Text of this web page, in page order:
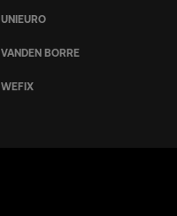
UNIEURO
VANDEN BORRE
WEFIX